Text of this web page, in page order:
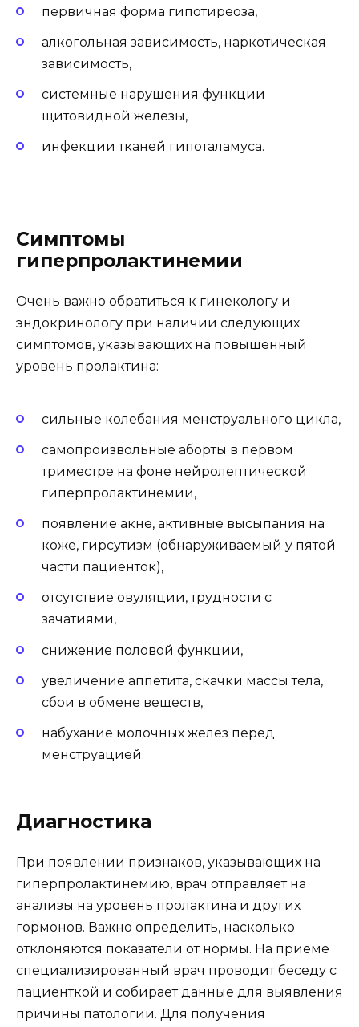
первичная форма гипотиреоза,
алкогольная зависимость, наркотическая
зависимость,
системные нарушения функции
щитовидной железы,
инфекции тканей гипоталамуса.
Симптомы
гиперпролактинемии
Очень важно обратиться к гинекологу и
эндокринологу при наличии следующих
симптомов, указывающих на повышенный
уровень пролактина:
сильные колебания менструального цикла,
самопроизвольные аборты в первом
триместре на фоне нейролептической
гиперпролактинемии,
появление акне, активные высыпания на
коже, гирсутизм (обнаруживаемый у пятой
части пациенток),
отсутствие овуляции, трудности с
зачатиями,
снижение половой функции,
увеличение аппетита, скачки массы тела,
сбои в обмене веществ,
набухание молочных желез перед
менструацией.
Диагностика
При появлении признаков, указывающих на
гиперпролактинемию, врач отправляет на
анализы на уровень пролактина и других
гормонов. Важно определить, насколько
отклоняются показатели от нормы. На приеме
специализированный врач проводит беседу с
пациенткой и собирает данные для выявления
причины патологии. Для получения